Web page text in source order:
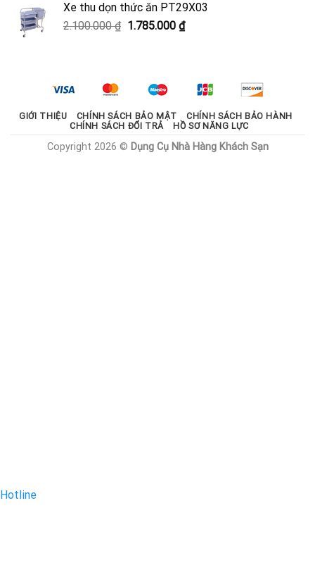
2.000.000 ₫.là:
1.800.000 ₫.
Xe thu dọn thức ăn PT29X03
2.100.000₫ Giá
1.785.000 ₫Giá
1.785.000 ₫.
GIỚI THIỆU CHÍNH SÁCH BẢO MẬT
CHÍNH SÁCH BẢO HÀNH
CHÍNH SÁCH ĐỔI TRẢ
HỒ SƠ NĂNG LỰC
Copyright 2026 © Dụng Cụ Nhà Hàng Khách Sạn
Hotline